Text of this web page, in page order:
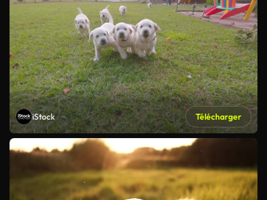
iStock Télécharger